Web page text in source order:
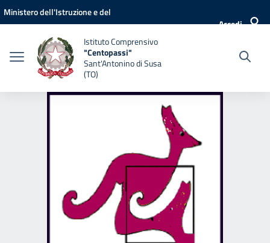
Vai ai contenuti
Vai al menu di navigazione
Vai al footer
Ministero dell'Istruzione e del
Accedi
Istituto Comprensivo
"Centopassi"
Sant'Antonino di Susa
(TO)